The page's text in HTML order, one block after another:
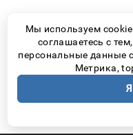
Есть
путешествий
двигателя. На
оказывается
причине. Когда
Мы используем
соглашаетесь с
персональные данные
Метрика,